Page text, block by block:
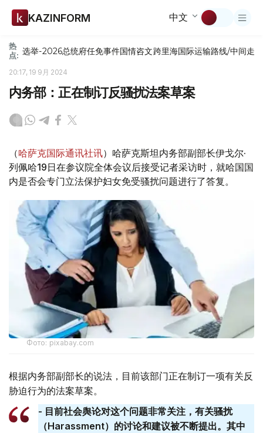
KAZINFORM 中文
热
点: 选举-2026总统府任免事件国情咨文跨里海国际运输路线/中间走廊
20:17, 19 9月 2024
内务部：正在制订反骚扰法案草案
（哈萨克国际通讯社讯）哈萨克斯坦内务部副部长伊戈尔·
列佩哈19日在参议院全体会议后接受记者采访时，就哈国国
内是否会专门立法保护妇女免受骚扰问题进行了答复。
Фото: pixabay.com
根据内务部副部长的说法，目前该部门正在制订一项有关反
胁迫行为的法案草案。
- 目前社会舆论对这个问题非常关注，有关骚扰
（Harassment）的讨论和建议被不断提出。其中